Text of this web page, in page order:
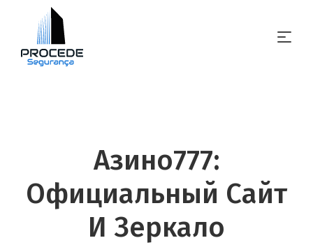
Азино777:
Официальный Сайт
И Зеркало